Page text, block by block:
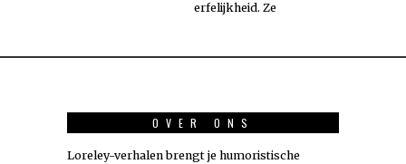
erfelijkheid. Ze
OVER ONS
Loreley-verhalen brengt je humoristische